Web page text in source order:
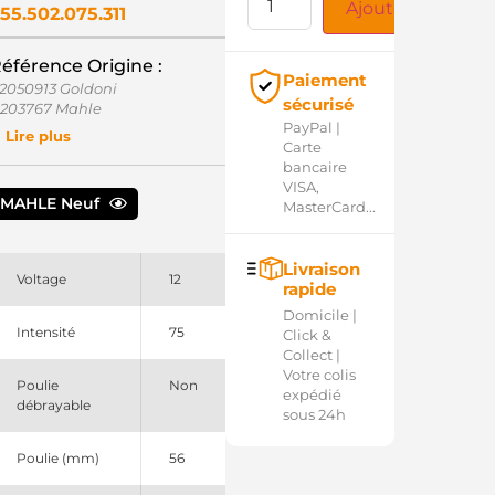
Origine :
Goldoni
Mahle
PSH
Mahle
Mahle
Mahle
Lire plus
MAHLE Neuf
Voltage 12
Intensité 75
Poulie
débrayable
Non
Poulie (mm) 56
Ajouter au
Paiement
sécurisé
PayPal |
Carte
bancaire
VISA,
MasterCard...
Livraison
rapide
Domicile |
Click &
Collect |
Votre colis
expédié
sous 24h